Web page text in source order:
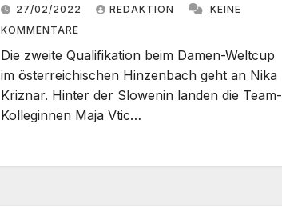
27/02/2022 REDAKTION
KEINE
KOMMENTARE
Die zweite Qualifikation beim Damen-Weltcup
im österreichischen Hinzenbach geht an Nika
Kriznar. Hinter der Slowenin landen die Team-
Kolleginnen Maja Vtic…